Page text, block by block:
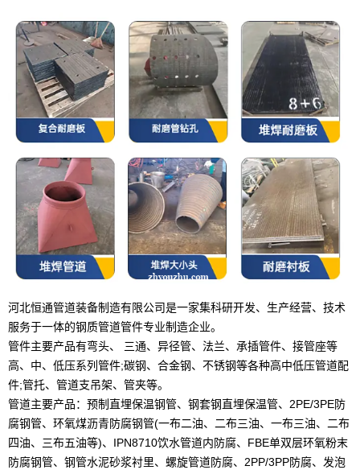
河北恒通管道装备制造有限公司是一家集科研开发、生产经营、技术
服务于一体的钢质管道管件专业制造企业。
管件主要产品有弯头、 三通、异径管、法兰、承插管件、接管座等
高、中、低压系列管件;碳钢、合金钢、不锈钢等各种高中低压管道配
件;管托、管道支吊架、管夹等。
管道主要产品：预制直埋保温钢管、钢套钢直埋保温管、2PE/3PE防
腐钢管、环氧煤沥青防腐钢管(一布二油、二布三油、一布三油、二布
四油、三布五油等)、IPN8710饮水管道内防腐、FBE单双层环氧粉末
防腐钢管、钢管水泥砂浆衬里、螺旋管道防腐、2PP/3PP防腐、发泡